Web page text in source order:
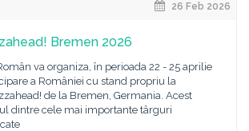
26 Feb 2026
Bremen 2026
va organiza, în perioada 22 - 25 aprilie
a României cu stand propriu la
de la Bremen, Germania. Acest
dintre cele mai importante târguri